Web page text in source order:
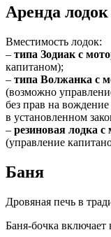
Аренда лодок
Вместимость лодок:
– типа Зодиак с
капитаном);
– типа Волжанка с
(возможно
без прав на
в установленном
– резиновая лодка с
(управление
Баня
Дровяная печь в
Баня-бочка включает